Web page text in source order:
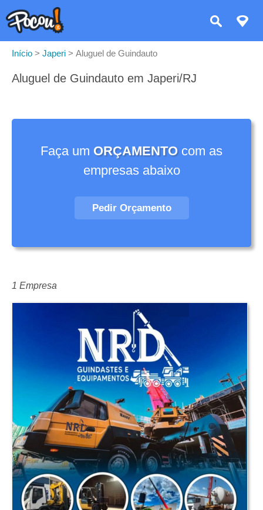
Início > Japeri > Aluguel de Guindauto
Aluguel de Guindauto em Japeri/RJ
Faça um ORÇAMENTOcom as
empresas abaixo
Pedir Orçamento
1 Empresa